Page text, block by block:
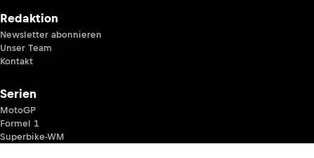
Redaktion
Newsletter abonnieren
Unser Team
Kontakt
Serien
MotoGP
Formel 1
Superbike-WM